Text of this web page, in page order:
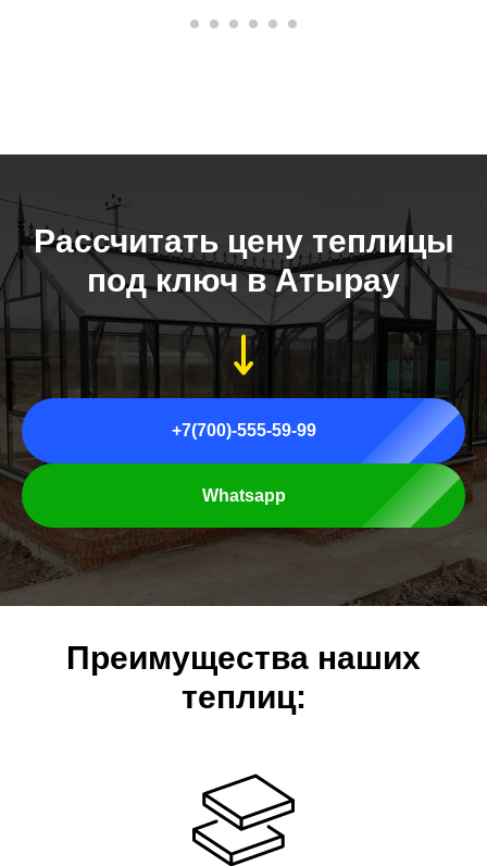
Рассчитать цену теплицы
под ключ в Атырау
+7(700)-555-59-99
Whatsapp
Преимущества наших
теплиц: